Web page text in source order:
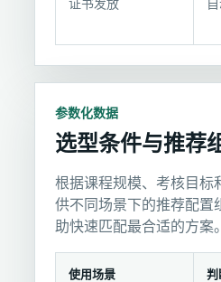
证书发放
参数化数据
选型条件与推荐
根据课程规模、考核目标
供不同场景下的推荐配置
助快速匹配最合适的方案。
使用场景 判